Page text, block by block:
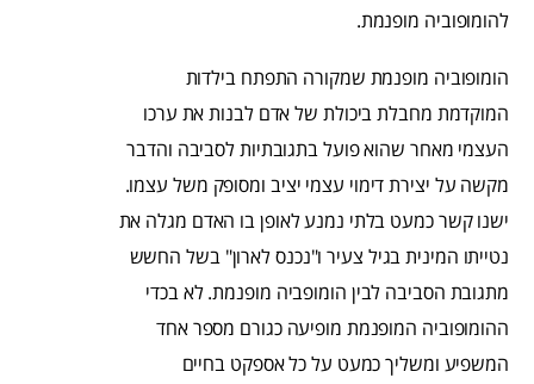
להומופוביה מופנמת.
הומופוביה מופנמת שמקורה התפתח בילדות
המוקדמת מחבלת ביכולת של אדם לבנות את ערכו
העצמי מאחר שהוא פועל בתגובתיות לסביבה והדבר
מקשה על יצירת דימוי עצמי יציב ומסופק משל עצמו.
ישנו קשר כמעט בלתי נמנע לאופן בו האדם מגלה את
נטייתו המינית בגיל צעיר ו"נכנס לארון" בשל החשש
מתגובת הסביבה לבין הומופביה מופנמת. לא בכדי
ההומופוביה המופנמת מופיעה כגורם מספר אחד
המשפיע ומשליך כמעט על כל אספקט בחיים